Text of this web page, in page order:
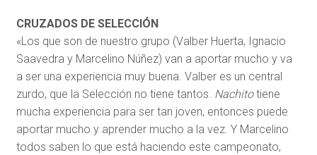
CRUZADOS DE SELECCIÓN
«Los que son de nuestro grupo (Valber Huerta, Ignacio
Saavedra y Marcelino Núñez) van a aportar mucho y va
a ser una experiencia muy buena. Valber es un central
zurdo, que la Selección no tiene tantos. Nachitotiene
mucha experiencia para ser tan joven, entonces puede
aportar mucho y aprender mucho a la vez. Y Marcelino
todos saben lo que está haciendo este campeonato,